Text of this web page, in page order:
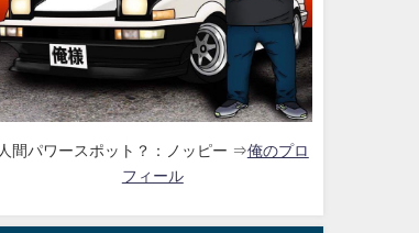
人間パワースポット？：ノッピー ⇒俺のプロ
フィール